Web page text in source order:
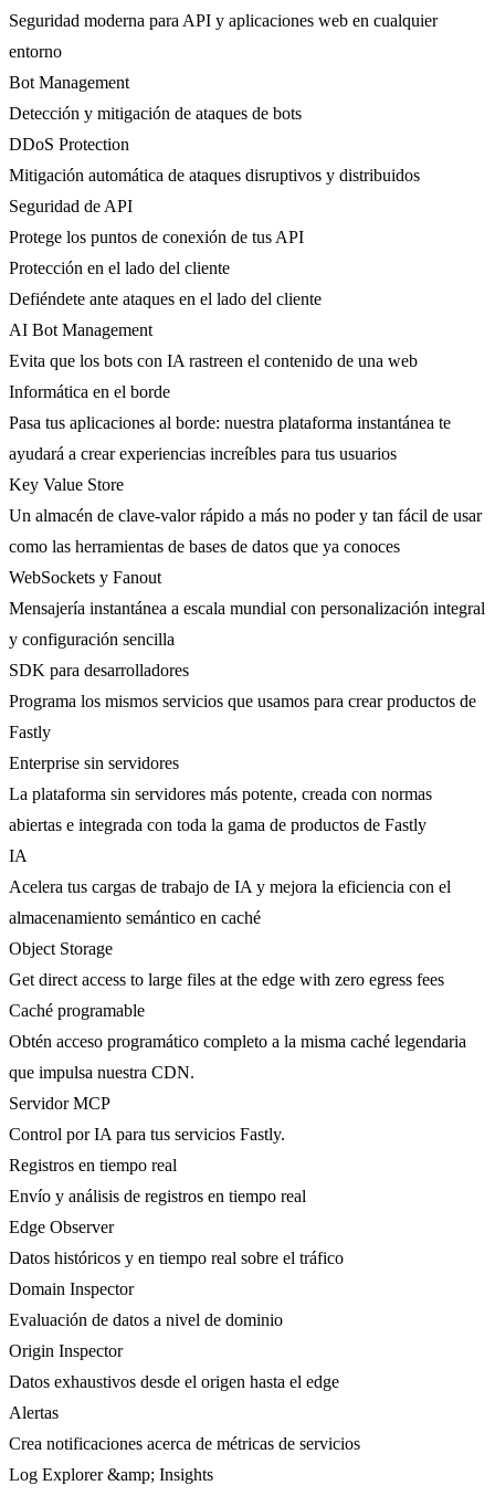
Seguridad moderna para API y aplicaciones web en cualquier
entorno
Bot Management
Detección y mitigación de ataques de bots
DDoS Protection
Mitigación automática de ataques disruptivos y distribuidos
Seguridad de API
Protege los puntos de conexión de tus API
Protección en el lado del cliente
Defiéndete ante ataques en el lado del cliente
AI Bot Management
Evita que los bots con IA rastreen el contenido de una web
Informática en el borde
Pasa tus aplicaciones al borde: nuestra plataforma instantánea te
ayudará a crear experiencias increíbles para tus usuarios
Key Value Store
Un almacén de clave-valor rápido a más no poder y tan fácil de usar
como las herramientas de bases de datos que ya conoces
WebSockets y Fanout
Mensajería instantánea a escala mundial con personalización integral
y configuración sencilla
SDK para desarrolladores
Programa los mismos servicios que usamos para crear productos de
Fastly
Enterprise sin servidores
La plataforma sin servidores más potente, creada con normas
abiertas e integrada con toda la gama de productos de Fastly
IA
Acelera tus cargas de trabajo de IA y mejora la eficiencia con el
almacenamiento semántico en caché
Object Storage
Get direct access to large files at the edge with zero egress fees
Caché programable
Obtén acceso programático completo a la misma caché legendaria
que impulsa nuestra CDN.
Servidor MCP
Control por IA para tus servicios Fastly.
Registros en tiempo real
Envío y análisis de registros en tiempo real
Edge Observer
Datos históricos y en tiempo real sobre el tráfico
Domain Inspector
Evaluación de datos a nivel de dominio
Origin Inspector
Datos exhaustivos desde el origen hasta el edge
Alertas
Crea notificaciones acerca de métricas de servicios
Log Explorer &amp; Insights